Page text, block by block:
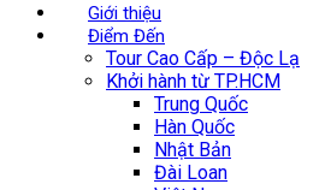
Giới thiệu
Điểm Đến
Tour Cao Cấp – Độc Lạ
Khởi hành từ TP.HCM
Trung Quốc
Hàn Quốc
Nhật Bản
Đài Loan